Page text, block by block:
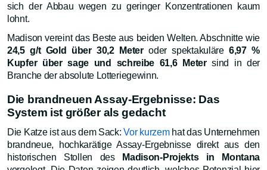
sich der Abbau wegen zu geringer Konzentrationen kaum
lohnt.
Madison vereint das Beste aus beiden Welten. Abschnitte wie
24,5 g/t Gold über 30,2 Meteroder spektakuläre6,97 %
Kupfer über sage und schreibe 61,6 Metersind in der
Branche der absolute Lotteriegewinn.
Die brandneuen Assay-Ergebnisse: Das
System ist größer als gedacht
Die Katze ist aus dem Sack:Vor kurzemhat das Unternehmen
brandneue, hochkarätige Assay-Ergebnisse direkt aus den
historischen Stollen des
Madison-Projekts in Montana